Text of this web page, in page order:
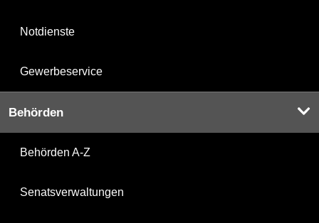
Notdienste
Gewerbeservice
Behörden
Behörden A-Z
Senatsverwaltungen